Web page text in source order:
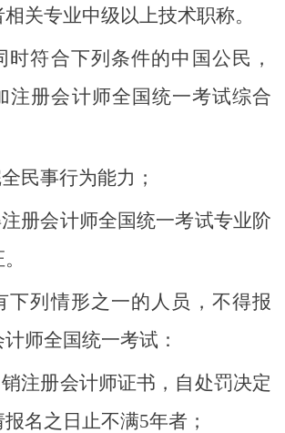
关专业中级以上技术职称。
时符合下列条件的中国公民，
注册会计师全国统一考试综合
民事行为能力；
册会计师全国统一考试专业阶
下列情形之一的人员，不得报
师全国统一考试：
注册会计师证书，自处罚决定
名之日止不满5年者；